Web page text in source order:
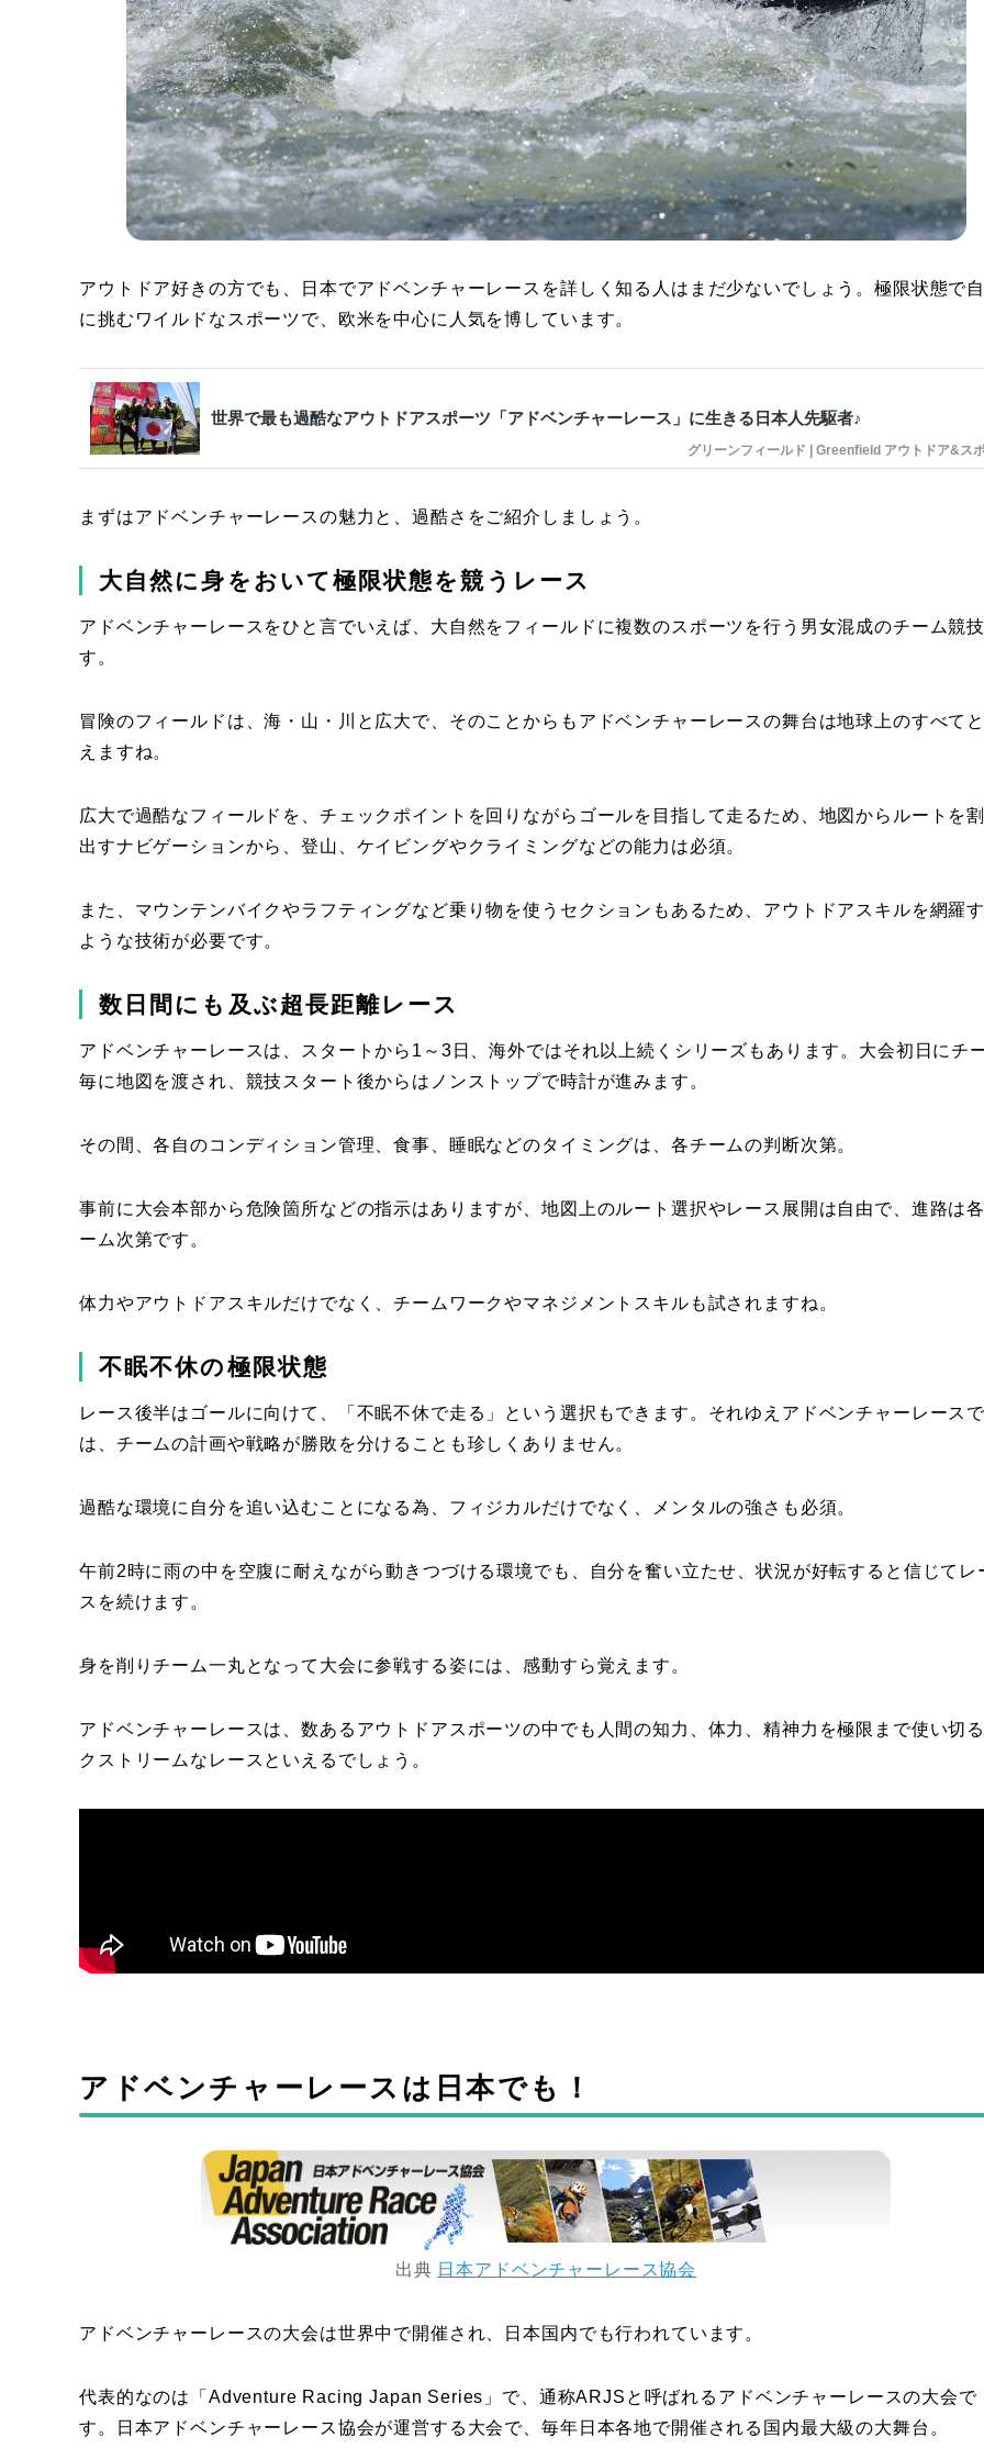
アウトドア好きの方でも、日本でアドベンチャーレースを詳しく知る人はまだ少ないでしょう。極限状態で
に挑むワイルドなスポーツで、欧米を中心に人気を博しています。
世界で最も過酷なアウトドアスポーツ「アドベンチャーレース」に生きる日本人先駆者♪
グリーンフィールド | Greenfield アウトドア&ス
まずはアドベンチャーレースの魅力と、過酷さをご紹介しましょう。
大自然に身をおいて極限状態を競うレース
アドベンチャーレースをひと言でいえば、大自然をフィールドに複数のスポーツを行う男女混成のチーム競
す。
冒険のフィールドは、海・山・川と広大で、そのことからもアドベンチャーレースの舞台は地球上のすべて
えますね。
広大で過酷なフィールドを、チェックポイントを回りながらゴールを目指して走るため、地図からルートを割
出すナビゲーションから、登山、ケイビングやクライミングなどの能力は必須。
また、マウンテンバイクやラフティングなど乗り物を使うセクションもあるため、アウトドアスキルを網羅
ような技術が必要です。
数日間にも及ぶ超長距離レース
アドベンチャーレースは、スタートから1～3日、海外ではそれ以上続くシリーズもあります。大会初日にチ
毎に地図を渡され、競技スタート後からはノンストップで時計が進みます。
その間、各自のコンディション管理、食事、睡眠などのタイミングは、各チームの判断次第。
事前に大会本部から危険箇所などの指示はありますが、地図上のルート選択やレース展開は自由で、進路は
ーム次第です。
体力やアウトドアスキルだけでなく、チームワークやマネジメントスキルも試されますね。
不眠不休の極限状態
レース後半はゴールに向けて、「不眠不休で走る」という選択もできます。それゆえアドベンチャーレースで
は、チームの計画や戦略が勝敗を分けることも珍しくありません。
過酷な環境に自分を追い込むことになる為、フィジカルだけでなく、メンタルの強さも必須。
午前2時に雨の中を空腹に耐えながら動きつづける環境でも、自分を奮い立たせ、状況が好転すると信じてレ
スを続けます。
身を削りチーム一丸となって大会に参戦する姿には、感動すら覚えます。
アドベンチャーレースは、数あるアウトドアスポーツの中でも人間の知力、体力、精神力を極限まで使い切
クストリームなレースといえるでしょう。
アドベンチャーレースは日本でも！
出典 日本アドベンチャーレース協会
アドベンチャーレースの大会は世界中で開催され、日本国内でも行われています。
代表的なのは「Adventure Racing Japan Series」で、通称ARJSと呼ばれるアドベンチャーレースの大会で
す。日本アドベンチャーレース協会が運営する大会で、毎年日本各地で開催される国内最大級の大舞台。